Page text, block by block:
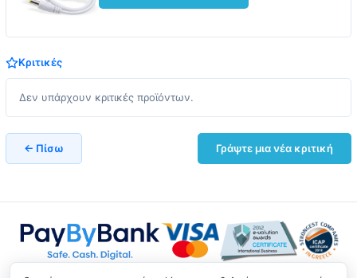
Κριτικές
Δεν υπάρχουν κριτικές προϊόντων.
← Πίσω Γράψτε μια νέα κριτική